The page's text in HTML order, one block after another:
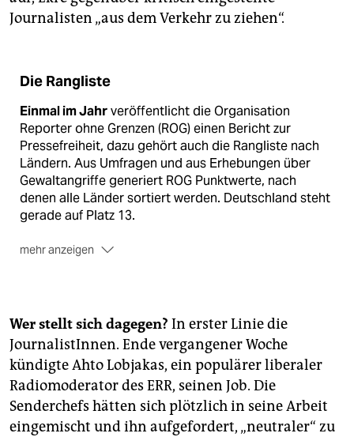
Journalisten „aus dem Verkehr zu ziehen“.
Die Rangliste
Einmal im Jahrveröffentlicht die Organisation
Reporter ohne Grenzen (ROG) einen Bericht zur
Pressefreiheit, dazu gehört auch die Rangliste nach
Ländern. Aus Umfragen und aus Erhebungen über
Gewaltangriffe generiert ROG Punktwerte, nach
denen alle Länder sortiert werden. Deutschland steht
gerade auf Platz 13.
mehr anzeigen
übertragen und vergleichen lassen. Wichtiger als die
reine Platzierung ist die Begründung, die die
Organisation dazu jeweils anführt.
Mehr über Pressefreiheitin Europa lesen Sie
regelmäßig hier auf der Medienseite der taz und
online:www.taz.de/PressefreiheitEuropa
Wer stellt sich dagegen? In erster Linie die
JournalistInnen. Ende vergangener Woche
kündigte Ahto Lobjakas, ein populärer liberaler
Radiomoderator des ERR, seinen Job. Die
Senderchefs hätten sich plötzlich in seine Arbeit
eingemischt und ihn aufgefordert, „neutraler“ zu